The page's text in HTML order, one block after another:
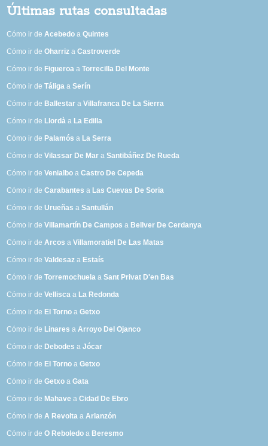
Últimas rutas consultadas
Cómo ir deAcebedo aQuintes
Cómo ir deOharriz aCastroverde
Cómo ir de Figueroa aTorrecilla Del Monte
Cómo ir deTáliga aSerín
Cómo ir de Ballestar aVillafranca De La Sierra
Cómo ir de Llordà a La Edilla
Cómo ir de Palamós a La Serra
Cómo ir deVilassar De Mar aSantibáñez De Rueda
Cómo ir deVenialbo aCastro De Cepeda
Cómo ir deCarabantes a Las Cuevas De Soria
Cómo ir deUrueñas aSantullán
Cómo ir deVillamartín De Campos a Bellver De Cerdanya
Cómo ir deArcos aVillamoratiel De Las Matas
Cómo ir deValdesaz a Estaís
Cómo ir deTorremochuela aSant Privat D'en Bas
Cómo ir deVellisca a La Redonda
Cómo ir de El Torno aGetxo
Cómo ir de Linares aArroyo Del Ojanco
Cómo ir de Debodes aJócar
Cómo ir de El Torno aGetxo
Cómo ir deGetxo aGata
Cómo ir de Mahave aCidad De Ebro
Cómo ir deA Revolta aArlanzón
Cómo ir deO Reboledo a Beresmo